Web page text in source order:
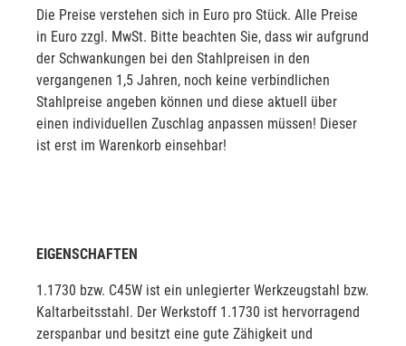
Die Preise verstehen sich in Euro pro Stück. Alle Preise
in Euro zzgl. MwSt. Bitte beachten Sie, dass wir aufgrund
der Schwankungen bei den Stahlpreisen in den
vergangenen 1,5 Jahren, noch keine verbindlichen
Stahlpreise angeben können und diese aktuell über
einen individuellen Zuschlag anpassen müssen! Dieser
ist erst im Warenkorb einsehbar!
EIGENSCHAFTEN
1.1730 bzw. C45W ist ein unlegierter Werkzeugstahl bzw.
Kaltarbeitsstahl. Der Werkstoff 1.1730 ist hervorragend
zerspanbar und besitzt eine gute Zähigkeit und